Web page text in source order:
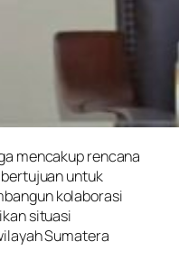
mencakup rencana
untuk
kolaborasi
situasi
Sumatera